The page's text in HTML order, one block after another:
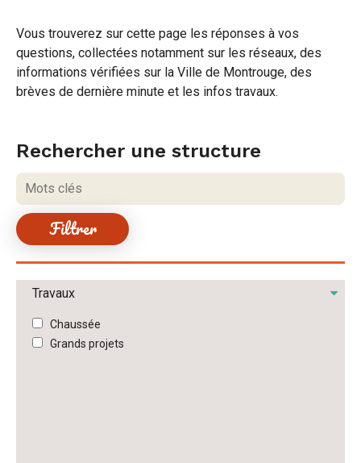
Vous trouverez sur cette page les réponses à vos
questions, collectées notamment sur les réseaux, des
informations vérifiées sur la Ville de Montrouge, des
brèves de dernière minute et les infos travaux.
Rechercher une structure
Mots
clés
Travaux
Chaussée
Grands projets